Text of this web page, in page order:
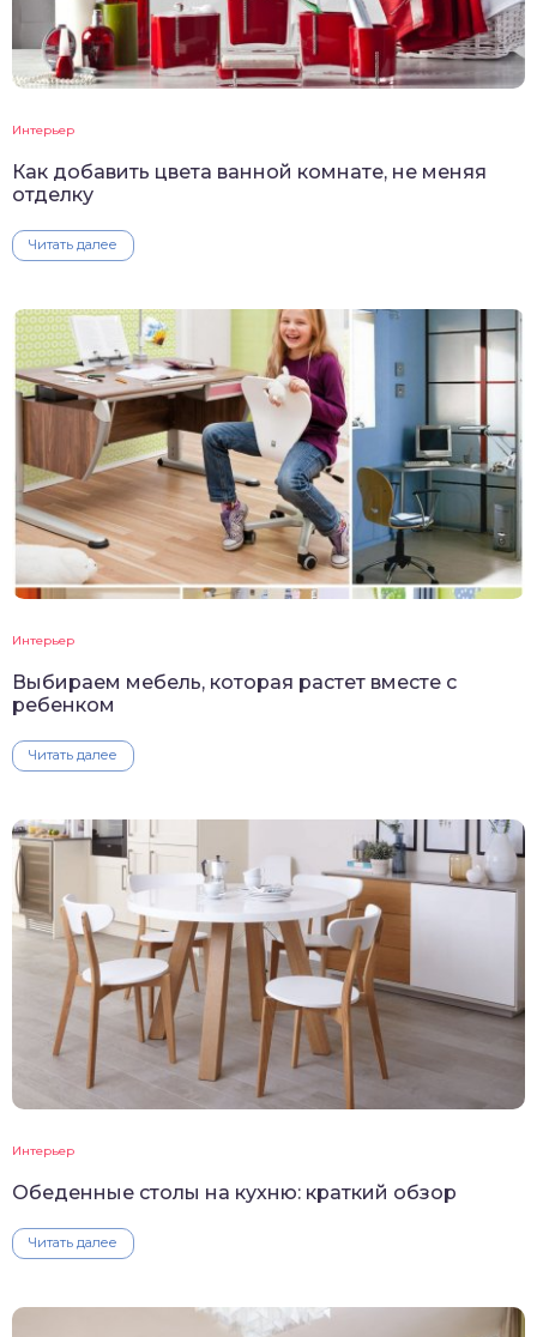
Интерьер
Как добавить цвета ванной комнате, не меняя
отделку
Читать далее
Интерьер
Выбираем мебель, которая растет вместе с
ребенком
Читать далее
Интерьер
Обеденные столы на кухню: краткий обзор
Читать далее